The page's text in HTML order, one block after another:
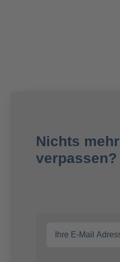
Nichts mehr
verpassen?